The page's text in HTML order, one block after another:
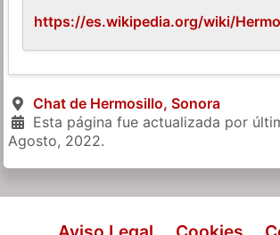
https://es.wikipedia.org/wiki/
Chat de Hermosillo, Sonora
Esta página fue actualizada por
Agosto, 2022.